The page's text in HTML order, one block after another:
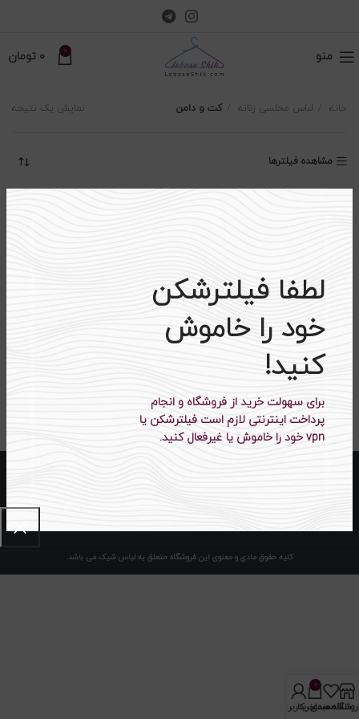
لطفا فیلترشکن
خود را خاموش
کنید!
برای سهولت خرید از فروشگاه و انجام
پرداخت اینترنتی لازم است فیلترشکن یا
vpn خود را خاموش یا غیرفعال کنید.
منو 0
0 تومان
خانه لباس مجلسی زنانه کت و دامن نمایش یک نتیجه
مشاهده فیلترها
ست سه تکه کت و دامن و تاپ
زنانه کد ۱۰۴۶۶
۴۹۵،۰۰۰ تومان ۳۷۵،۵۰۰ تومان
کلیه حقوق مادی و معنوی این فروشگاه متعلق به لباس شیک می باشد.
علاقه مندی
0
سبد خرید
حساب کاربری من